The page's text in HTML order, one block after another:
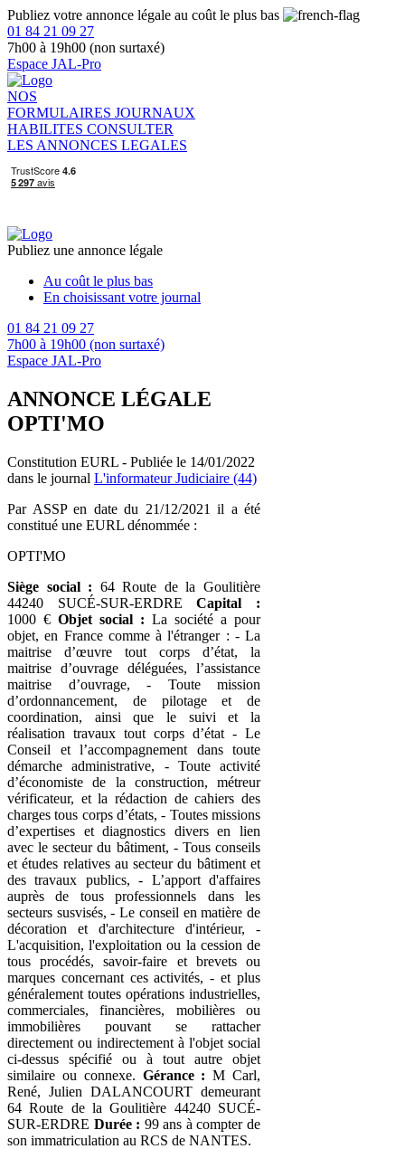
Publiez votre annonce légale au coût le plus bas
01 84 21 09 27
7h00 à 19h00 (non surtaxé)
Espace JAL-Pro
NOS
FORMULAIRES JOURNAUX
HABILITES CONSULTER
LES ANNONCES LEGALES
Publiez une annonce légale
Au coût le plus bas
En choisissant votre journal
01 84 21 09 27
7h00 à 19h00 (non surtaxé)
Espace JAL-Pro
ANNONCE LÉGALE
OPTI'MO
Constitution EURL - Publiée le 14/01/2022
dans le journal L'informateur Judiciaire (44)
Par ASSP en date du 21/12/2021 il a été
constitué une EURL dénommée :
OPTI'MO
Siège social : 64 Route de la Goulitière
44240 SUCÉ-SUR-ERDRECapital :
1000 € Objet social : La société a pour
objet, en France comme à l'étranger : - La
maitrise d’œuvre tout corps d’état, la
maitrise d’ouvrage déléguées, l’assistance
maitrise d’ouvrage, - Toute mission
d’ordonnancement, de pilotage et de
coordination, ainsi que le suivi et la
réalisation travaux tout corps d’état - Le
Conseil et l’accompagnement dans toute
démarche administrative, - Toute activité
d’économiste de la construction, métreur
vérificateur, et la rédaction de cahiers des
charges tous corps d’états, - Toutes missions
d’expertises et diagnostics divers en lien
avec le secteur du bâtiment, - Tous conseils
et études relatives au secteur du bâtiment et
des travaux publics, - L’apport d'affaires
auprès de tous professionnels dans les
secteurs susvisés, - Le conseil en matière de
décoration et d'architecture d'intérieur, -
L'acquisition, l'exploitation ou la cession de
tous procédés, savoir-faire et brevets ou
marques concernant ces activités, - et plus
généralement toutes opérations industrielles,
commerciales, financières, mobilières ou
immobilières pouvant se rattacher
directement ou indirectement à l'objet social
ci-dessus spécifié ou à tout autre objet
similaire ou connexe. Gérance : M Carl,
René, Julien DALANCOURT demeurant
64 Route de la Goulitière 44240 SUCÉ-
SUR-ERDRE Durée : 99 ans à compter de
son immatriculation au RCS de NANTES.